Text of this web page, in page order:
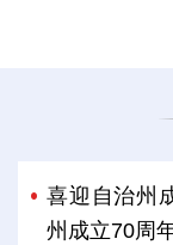
喜迎自治州
州成立70周